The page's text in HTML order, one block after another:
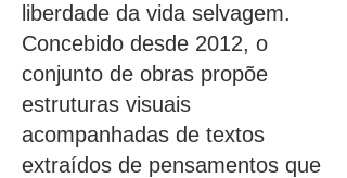
liberdade da vida selvagem.
Concebido desde 2012, o
conjunto de obras propõe
estruturas visuais
acompanhadas de textos
extraídos de pensamentos que